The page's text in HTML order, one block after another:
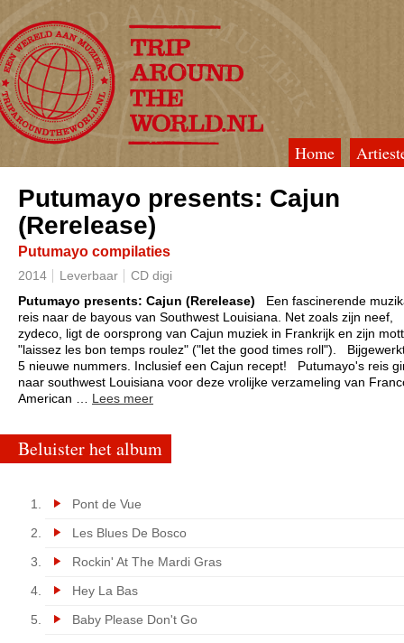
Home
Putumayo presents: Cajun
(Rerelease)
Putumayo compilaties
2014 Leverbaar
CD digi
Putumayo presents: Cajun (Rerelease)
Een fascinerende
reis naar de bayous van Southwest Louisiana. Net zoals zijn neef,
zydeco, ligt de oorsprong van Cajun muziek in Frankrijk en zijn
"laissez les bon temps roulez" ("let the good times roll").
5 nieuwe nummers. Inclusief een Cajun recept!
Putumayo's reis
naar southwest Louisiana voor deze vrolijke verzameling van
American … Lees meer
Beluister het album
Pont de Vue
Les Blues De Bosco
Rockin' At The Mardi Gras
Hey La Bas
Baby Please Don't Go